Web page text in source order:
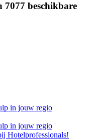
beschikbare
in jouw regio
in jouw regio
Hotelprofessionals!